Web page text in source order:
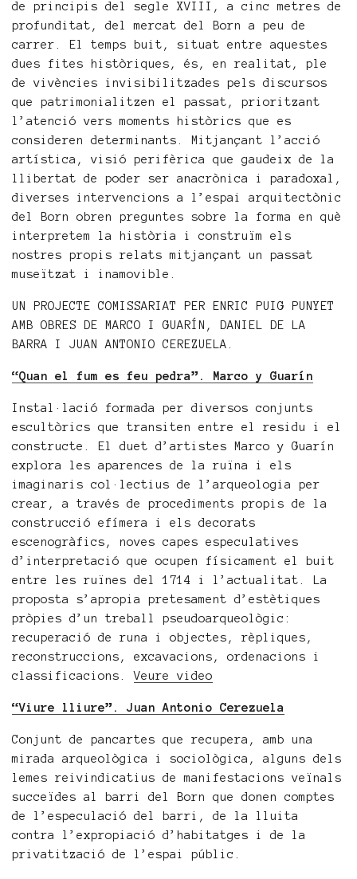
de principis del segle XVIII, a cinc metres de
profunditat, del mercat del Born a peu de
carrer. El temps buit, situat entre aquestes
dues fites històriques, és, en realitat, ple
de vivències invisibilitzades pels discursos
que patrimonialitzen el passat, prioritzant
l’atenció vers moments històrics que es
consideren determinants. Mitjançant l’acció
artística, visió perifèrica que gaudeix de la
llibertat de poder ser anacrònica i paradoxal,
diverses intervencions a l’espai arquitectònic
del Born obren preguntes sobre la forma en què
interpretem la història i construïm els
nostres propis relats mitjançant un passat
museïtzat i inamovible.
UN PROJECTE COMISSARIAT PER ENRIC PUIG PUNYET
AMB OBRES DE MARCO I GUARÍN, DANIEL DE LA
BARRA I JUAN ANTONIO CEREZUELA.
“Quan el fum es feu pedra”. Marco y Guarín
Instal·lació formada per diversos conjunts
escultòrics que transiten entre el residu i el
constructe. El duet d’artistes Marco y Guarín
explora les aparences de la ruïna i els
imaginaris col·lectius de l’arqueologia per
crear, a través de procediments propis de la
construcció efímera i els decorats
escenogràfics, noves capes especulatives
d’interpretació que ocupen físicament el buit
entre les ruïnes del 1714 i l’actualitat. La
proposta s’apropia pretesament d’estètiques
pròpies d’un treball pseudoarqueològic:
recuperació de runa i objectes, rèpliques,
reconstruccions, excavacions, ordenacions i
classificacions.Veure video
“Viure lliure”. Juan Antonio Cerezuela
Conjunt de pancartes que recupera, amb una
mirada arqueològica i sociològica, alguns dels
lemes reivindicatius de manifestacions veïnals
succeïdes al barri del Born que donen comptes
de l’especulació del barri, de la lluita
contra l’expropiació d’habitatges i de la
privatització de l’espai públic.